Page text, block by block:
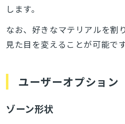
します。
なお、好きなマテリアルを割
見た目を変えることが可能です
ユーザーオプション
ゾーン形状
検索